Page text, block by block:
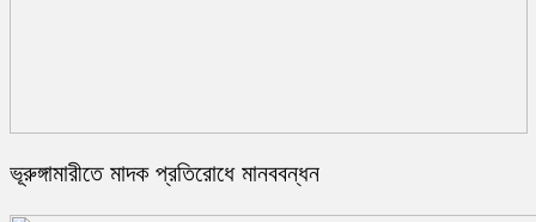
ভূরুঙ্গামারীতে মাদক প্রতিরোধে মানববন্ধন